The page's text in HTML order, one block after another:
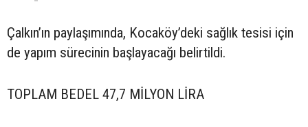
Çalkın’ın paylaşımında, Kocaköy’deki sağlık tesisi için
de yapım sürecinin başlayacağı belirtildi.
TOPLAM BEDEL 47,7 MİLYON LİRA